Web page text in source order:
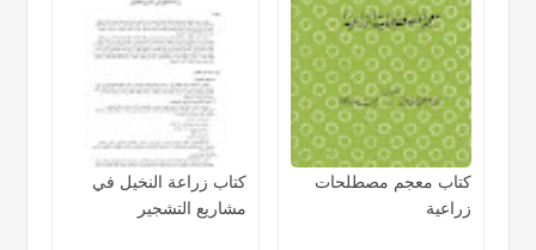
والمجروش
كتاب معجم مصطلحات
زراعية
كتاب زراعة النخيل في
مشاريع التشجير